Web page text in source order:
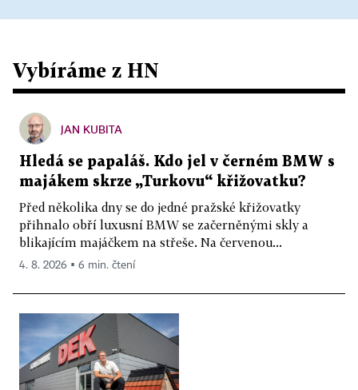
Vybíráme z HN
JAN KUBITA
Hledá se papaláš. Kdo jel v černém BMW s
majákem skrze „Turkovu“ křižovatku?
Před několika dny se do jedné pražské křižovatky
přihnalo obří luxusní BMW se začerněnými skly a
blikajícím majáčkem na střeše. Na červenou...
4. 8. 2026 ▪ 6 min. čtení